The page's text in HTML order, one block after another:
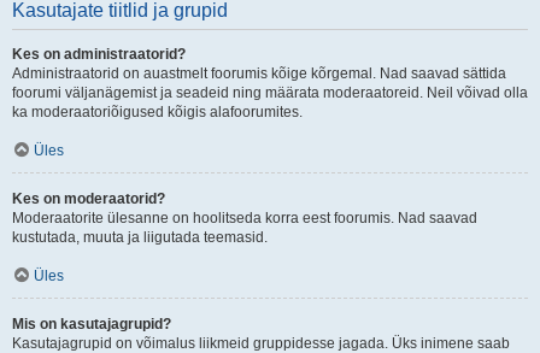
Kasutajate tiitlid ja grupid
Kes on administraatorid?
Administraatorid on auastmelt foorumis kõige kõrgemal. Nad saavad sättida
foorumi väljanägemist ja seadeid ning määrata moderaatoreid. Neil võivad olla
ka moderaatoriõigused kõigis alafoorumites.
Üles
Kes on moderaatorid?
Moderaatorite ülesanne on hoolitseda korra eest foorumis. Nad saavad
kustutada, muuta ja liigutada teemasid.
Üles
Mis on kasutajagrupid?
Kasutajagrupid on võimalus liikmeid gruppidesse jagada. Üks inimene saab